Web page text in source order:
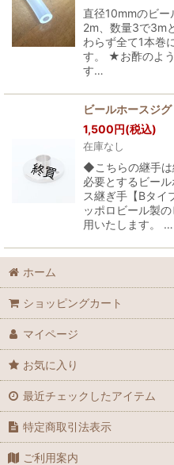
直径10mmのビー
2m、数量3で3m
わらず全て1本巻
す。 ★お酢のよ
す…
ビールホースジグ
1,500円(税込)
在庫なし
◆こちらの継手は
必要とするビー
ス継ぎ手【Bタイ
ッポロビール製
用いたします。 …
ホーム
ショッピングカート
マイページ
お気に入り
最近チェックしたアイテム
特定商取引法表示
ご利用案内